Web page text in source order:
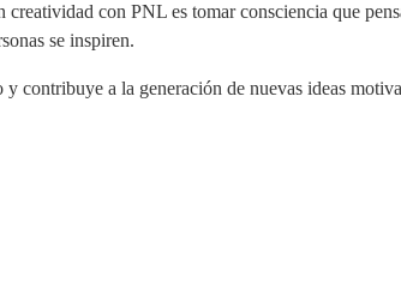
creatividad con PNL es tomar consciencia que
se inspiren.
contribuye a la generación de nuevas ideas